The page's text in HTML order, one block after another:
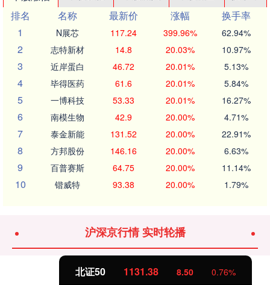
排名
名称 最新价 涨幅
换手率
1
N展芯 117.24 399.96% 62.94%
2 志特新材 14.8 20.03% 10.97%
3 近岸蛋白 46.72 20.01% 5.13%
4 毕得医药 61.6 20.01% 5.84%
5 一博科技 53.33 20.01% 16.27%
6 南模生物 42.9 20.00% 4.71%
7 泰金新能 131.52 20.00% 22.91%
8 方邦股份 146.16 20.00% 6.63%
9 百普赛斯 64.75 20.00% 11.14%
10 锴威特 93.38 20.00% 1.79%
沪深京行情 实时轮播
北证50 1131.38 8.50 0.76%